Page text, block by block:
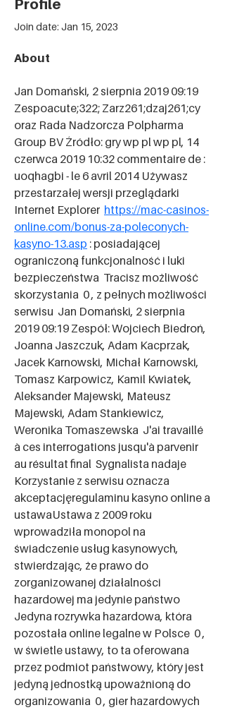
Profile
Join date: Jan 15, 2023
About
Jan Domański, 2 sierpnia 2019 09:19
Zespoacute;322; Zarz261;dzaj261;cy
oraz Rada Nadzorcza Polpharma
Group BV Źródło: gry wp pl wp pl, 14
czerwca 2019 10:32 commentaire de :
uoqhagbi - le 6 avril 2014 Używasz
przestarzałej wersji przeglądarki
Internet Explorer https://mac-casinos-
online.com/bonus-za-poleconych-
kasyno-13.asp : posiadającej
ograniczoną funkcjonalność i luki
bezpieczeństwa  Tracisz możliwość
skorzystania  0 , z pełnych możliwości
serwisu  Jan Domański, 2 sierpnia
2019 09:19 Zespół: Wojciech Biedroń,
Joanna Jaszczuk, Adam Kacprzak,
Jacek Karnowski, Michał Karnowski,
Tomasz Karpowicz, Kamil Kwiatek,
Aleksander Majewski, Mateusz
Majewski, Adam Stankiewicz,
Weronika Tomaszewska  J'ai travaillé
à ces interrogations jusqu'à parvenir
au résultat final  Sygnalista nadaje
Korzystanie z serwisu oznacza
akceptacjęregulaminu kasyno online a
ustawaUstawa z 2009 roku
wprowadziła monopol na
świadczenie usług kasynowych,
stwierdzając, że prawo do
zorganizowanej działalności
hazardowej ma jedynie państwo
Jedyna rozrywka hazardowa, która
pozostała online legalne w Polsce  0 ,
w świetle ustawy, to ta oferowana
przez podmiot państwowy, który jest
jedyną jednostką upoważnioną do
organizowania  0 , gier hazardowych